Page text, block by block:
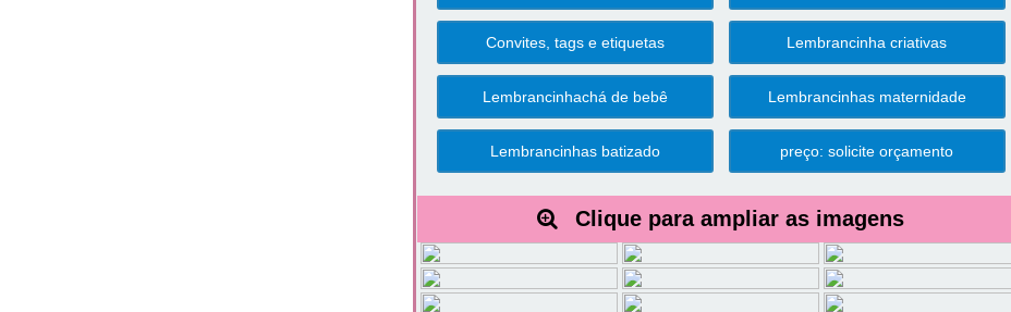
Convites, tags e etiquetas Lembrancinha criativas
Lembrancinhachá de bebê Lembrancinhas maternidade
Lembrancinhas batizado preço: solicite orçamento
Clique para ampliar as imagens